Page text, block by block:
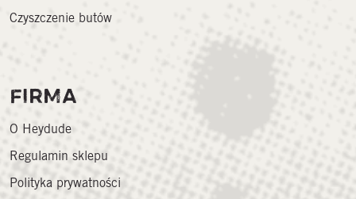
Czyszczenie butów
FIRMA
O Heydude
Regulamin sklepu
Polityka prywatności